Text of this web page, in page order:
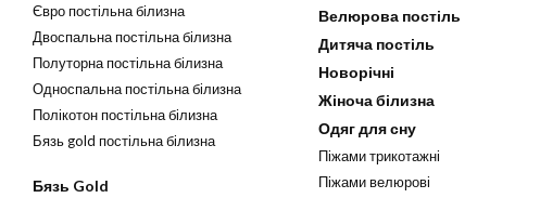
Євро постільна білизна
Двоспальна постільна білизна
Полуторна постільна білизна
Односпальна постільна білизна
Полікотон постільна білизна
Бязь gold постільна білизна
Бязь Gold
Велюрова постіль
Дитяча постіль
Новорічні
Жіноча білизна
Одяг для сну
Піжами трикотажні
Піжами велюрові